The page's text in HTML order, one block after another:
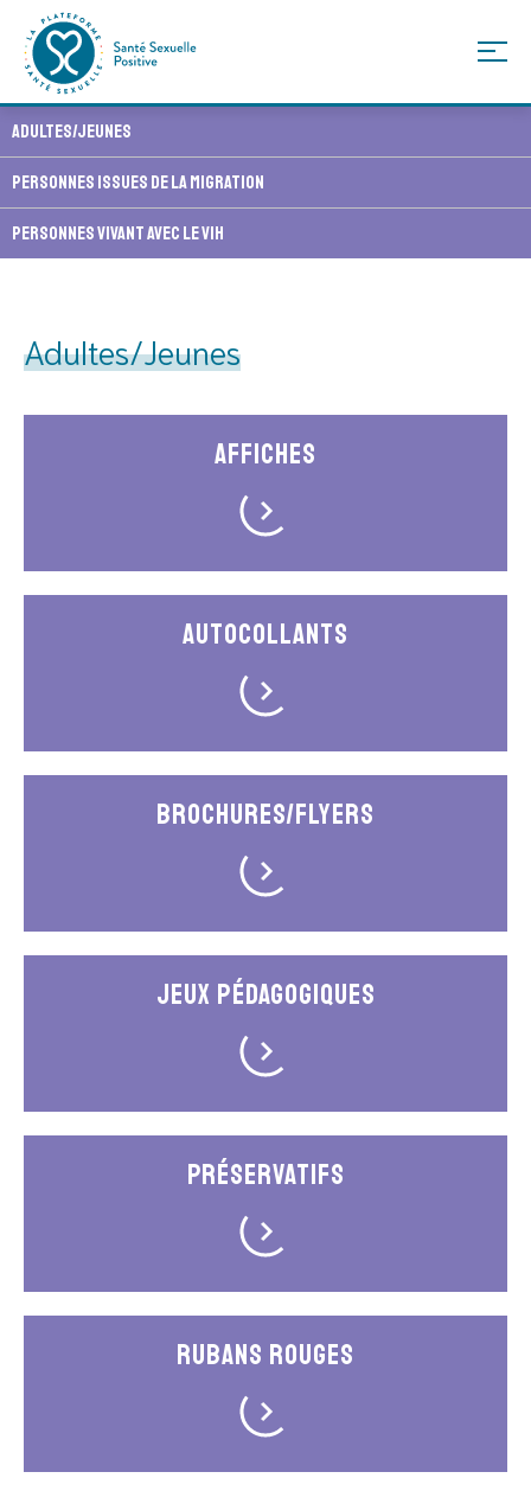
to
content
Adultes/Jeunes
Personnes issues de la migration
Personnes vivant avec le VIH
Adultes/Jeunes
Affiches
Autocollants
Brochures/Flyers
Jeux pédagogiques
Préservatifs
Rubans rouges